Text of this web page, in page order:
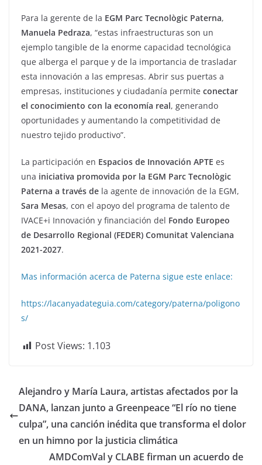
Para la gerente de la EGM Parc Tecnològic Paterna,
Manuela Pedraza, “estas infraestructuras son un
ejemplo tangible de la enorme capacidad tecnológica
que alberga el parque y de la importancia de trasladar
esta innovación a las empresas. Abrir sus puertas a
empresas, instituciones y ciudadanía permite conectar
el conocimiento con la economía real, generando
oportunidades y aumentando la competitividad de
nuestro tejido productivo”.
La participación en Espacios de Innovación APTE es
una iniciativa promovida por la EGM Parc Tecnològic
Paterna a través de la agente de innovación de la EGM,
Sara Mesas, con el apoyo del programa de talento de
IVACE+i Innovación y financiación del Fondo Europeo
de Desarrollo Regional (FEDER) Comunitat Valenciana
2021-2027.
Mas información acerca de Paterna sigue este enlace:
https://lacanyadateguia.com/category/paterna/poligono
s/
Post Views: 1.103
Alejandro y María Laura, artistas afectados por la
DANA, lanzan junto a Greenpeace “El río no tiene
culpa”, una canción inédita que transforma el dolor
en un himno por la justicia climática
AMDComVal y CLABE firman un acuerdo de